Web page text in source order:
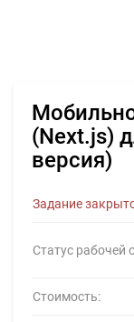
(Next.js)
версия)
Задание
Статус рабочей
Стоимость: